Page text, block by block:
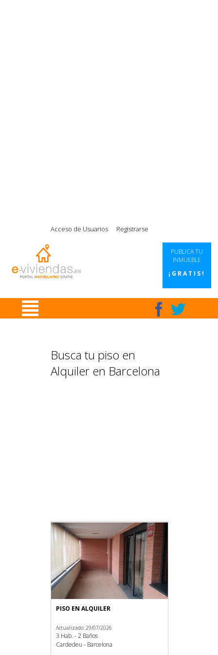
Acceso de Usuarios Registrarse
PUBLICA TU
INMUEBLE
¡GRATIS!
Busca tu piso en
Alquiler en Barcelona
PISO EN ALQUILER
Actualizado: 29/07/2026
3 Hab. - 2 Baños
Cardedeu - Barcelona